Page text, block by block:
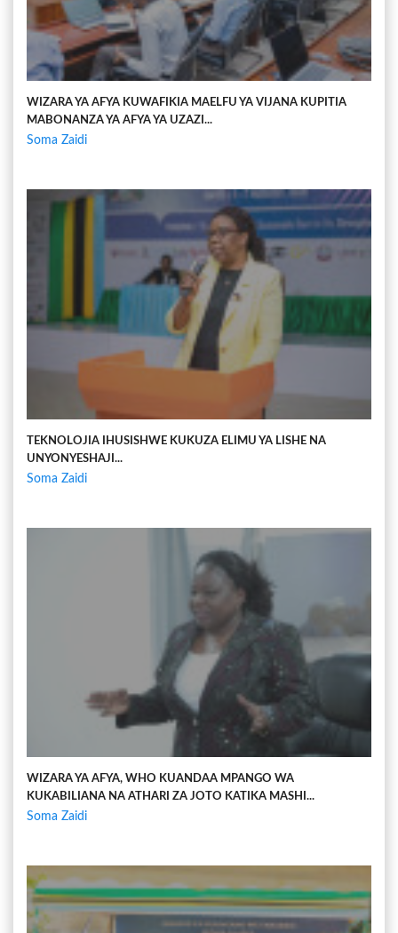
WIZARA YA AFYA KUWAFIKIA MAELFU YA VIJANA KUPITIA
MABONANZA YA AFYA YA UZAZI...
Soma Zaidi
TEKNOLOJIA IHUSISHWE KUKUZA ELIMU YA LISHE NA
UNYONYESHAJI...
Soma Zaidi
WIZARA YA AFYA, WHO KUANDAA MPANGO WA
KUKABILIANA NA ATHARI ZA JOTO KATIKA MASHI...
Soma Zaidi